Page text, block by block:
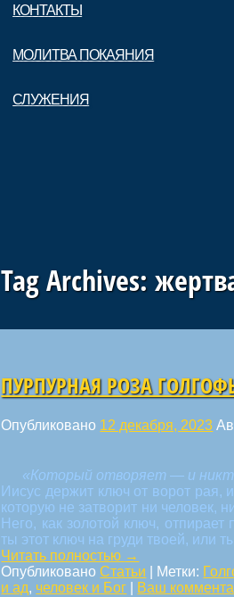
КОНТАКТЫ
МОЛИТВА ПОКАЯНИЯ
СЛУЖЕНИЯ
Tag Archives:
Навигация по статьям
ПУРПУРНАЯ РОЗА
Опубликовано 12 декабря, 2023
«Который отворяет — и
Иисус держит ключ от ворот
которую не затворит ни человек,
Него, как золотой ключ,
ты этот ключ на груди твоей, или
Читать полностью →
ОпубликованоСтатьи Метки:
и ад, человек и Бог Ваш